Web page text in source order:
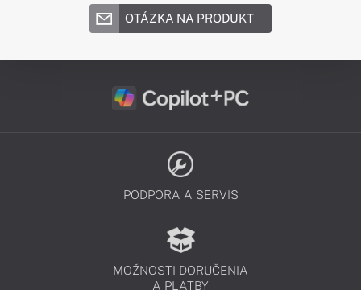
OTÁZKA NA PRODUKT
PODPORA A SERVIS
MOŽNOSTI DORUČENIA
A PLATBY